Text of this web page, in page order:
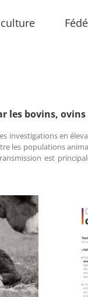
les bovins,
investigations en
les populations
est